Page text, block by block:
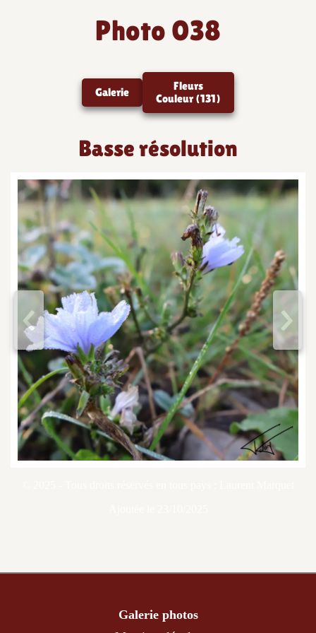
Photo 038
Galerie
Fleurs
Couleur (131)
Basse résolution
< >
Galerie photos